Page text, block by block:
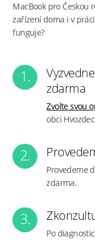
MacBook pro Českou
zařízení doma i v
funguje?
1.
zdarma
Zvolte svou
obci
2.
Provedeme
zdarma.
3.
Po